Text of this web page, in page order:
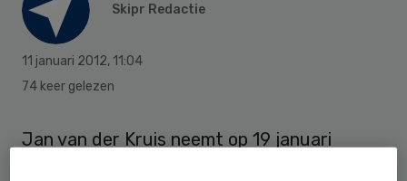
Skipr Redactie
11 januari 2012, 11:04
74 keer gelezen
Jan van der Kruis neemt op 19 januari